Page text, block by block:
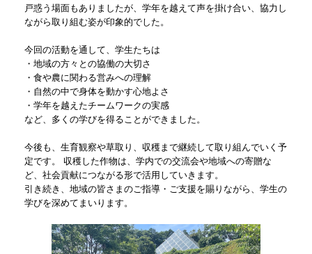
戸惑う場面もありましたが、学年を越えて声を掛け合い、協力し
ながら取り組む姿が印象的でした。
今回の活動を通して、学生たちは
・地域の方々との協働の大切さ
・食や農に関わる営みへの理解
・自然の中で身体を動かす心地よさ
・学年を越えたチームワークの実感
など、多くの学びを得ることができました。
今後も、生育観察や草取り、収穫まで継続して取り組んでいく予
定です。 収穫した作物は、学内での交流会や地域への寄贈な
ど、社会貢献につながる形で活用していきます。
引き続き、地域の皆さまのご指導・ご支援を賜りながら、学生の
学びを深めてまいります。